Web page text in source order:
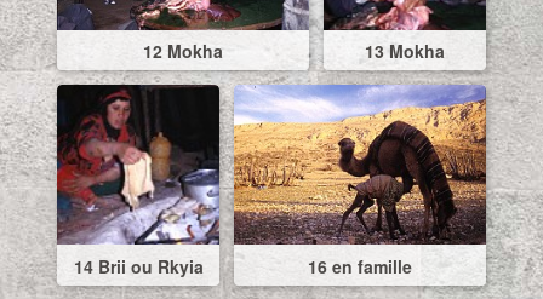
12 Mokha 13 Mokha
14 Brii ou Rkyia 16 en famille